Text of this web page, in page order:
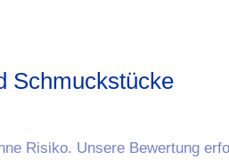
Schmuckstücke
Risiko. Unsere Bewertung